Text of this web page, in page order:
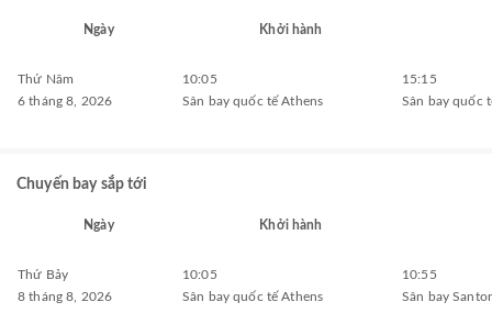
Ngày Khởi hành
Thứ Năm
6 tháng 8, 2026
10:05
Sân bay quốc tế Athens
15:15
Sân bay quốc
Chuyến bay sắp tới
Ngày Khởi hành
Thứ Bảy
8 tháng 8, 2026
10:05
Sân bay quốc tế Athens
10:55
Sân bay